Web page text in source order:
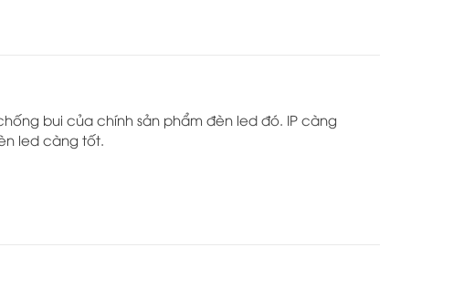
bui của chính sản phẩm đèn led đó. IP càng
led càng tốt.